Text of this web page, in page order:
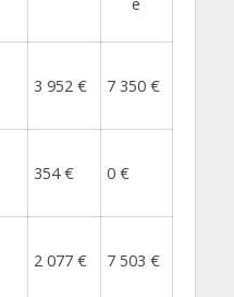
3 952 € 7 350 €
354 € 0 €
2 077 € 7 503 €